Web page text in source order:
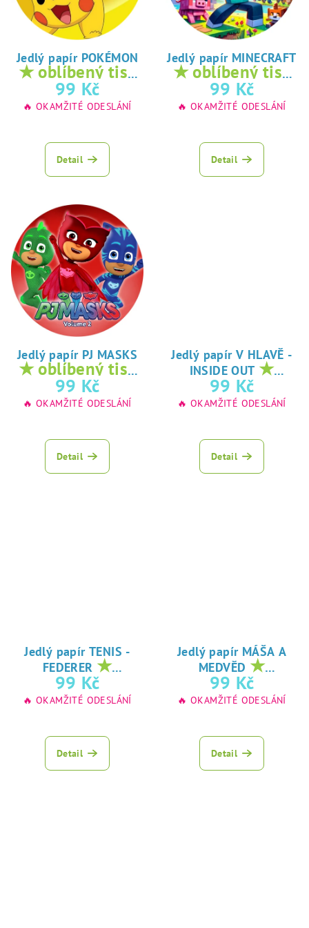
Jedlý papír POKÉMON
★ oblíbený tisk
na jedlý papír
99 Kč
🔥 OKAMŽITÉ ODESLÁNÍ
Detail
Jedlý papír MINECRAFT
★ oblíbený tisk
na jedlý papír
99 Kč
🔥 OKAMŽITÉ ODESLÁNÍ
Detail
Jedlý papír PJ MASKS
★ oblíbený tisk
na jedlý papír
99 Kč
🔥 OKAMŽITÉ ODESLÁNÍ
Detail
Jedlý papír V HLAVĚ -
INSIDE OUT ★
oblíbený tisk na
jedlý papír
99 Kč
🔥 OKAMŽITÉ ODESLÁNÍ
Detail
Jedlý papír TENIS -
FEDERER ★
oblíbený tisk na
jedlý papír
99 Kč
🔥 OKAMŽITÉ ODESLÁNÍ
Detail
Jedlý papír MÁŠA A
MEDVĚD ★
oblíbený tisk na
jedlý papír
99 Kč
🔥 OKAMŽITÉ ODESLÁNÍ
Detail